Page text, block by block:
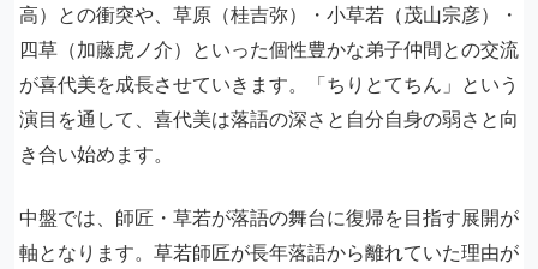
高）との衝突や、草原（桂吉弥）・小草若（茂山宗彦）・
四草（加藤虎ノ介）といった個性豊かな弟子仲間との交流
が喜代美を成長させていきます。「ちりとてちん」という
演目を通して、喜代美は落語の深さと自分自身の弱さと向
き合い始めます。
中盤では、師匠・草若が落語の舞台に復帰を目指す展開が
軸となります。草若師匠が長年落語から離れていた理由が